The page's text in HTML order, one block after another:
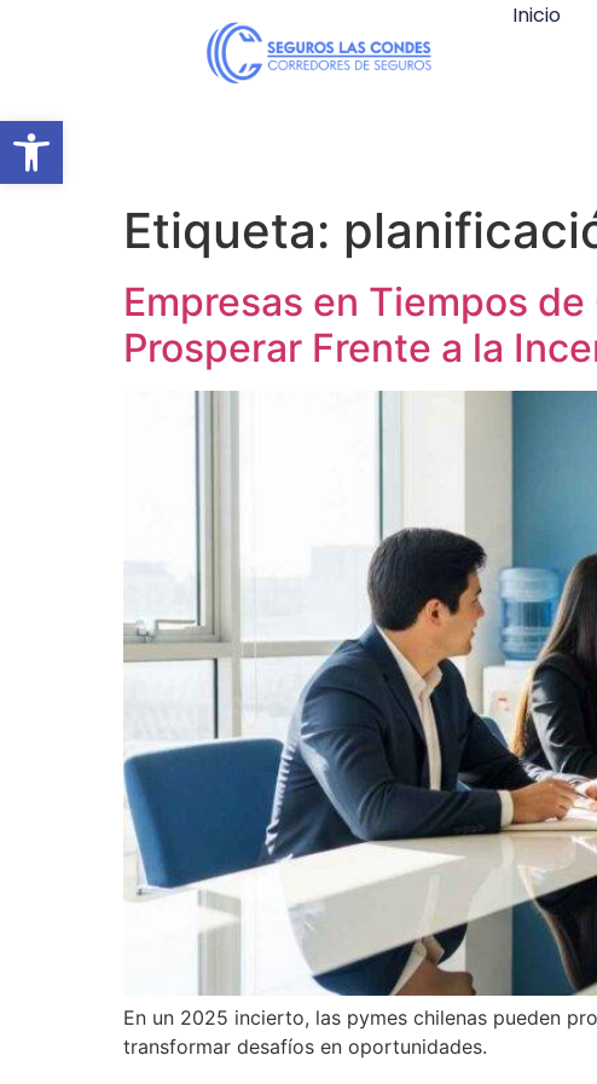
Abrir barra de herramientas
Inicio
Etiqueta:
Empresas en Tiempos
Prosperar Frente a la
En un 2025 incierto, las pymes chilenas pueden
transformar desafíos en oportunidades.